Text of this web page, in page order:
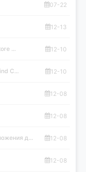
07-22
12-13
... 12-10
C... 12-10
12-08
12-08
д... 12-08
12-08